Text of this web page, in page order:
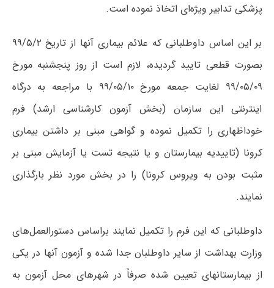
پزشکی تدابیر ویژه‌ای اتخاذ نموده است.
بر این اساس داوطلبانی که علائم بیماری آنها از تاریخ ۹۹/۵/۲
بصورت قطعی تایید گردیده، لازم است از روز پنجشنبه مورخ
۹۹/۰۵/۰۹ لغایت جمعه مورخ ۹۹/۰۵/۱۰ با مراجعه به درگاه
اینترنتی این سازمان (بخش آزمون کارشناسی ارشد) فرم
خوداظهاری را تکمیل نموده و گواهی مبنی بر داشتن بیماری
کرونا (تاییدیه بیمارستان و یا نتیجه تست یا آزمایش مبنی بر
مثبت بودن به ویروس کرونا) را در بخش مورد نظر بارگذاری
نمایند.
داوطلبانی که این فرم را تکمیل نمایند براساس دستورالعمل‌های
وزارت بهداشت از سایر داوطلبان جدا شده و آزمون آنها در یکی
از بیمارستانهای تعیین شده صرفاً در شهرهای محل آزمون به